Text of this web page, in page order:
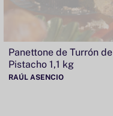
Panettone de Turrón de
Pistacho 1,1 kg
RAÚL ASENCIO